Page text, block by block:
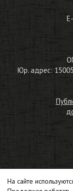
Юр. адрес:
На сайте